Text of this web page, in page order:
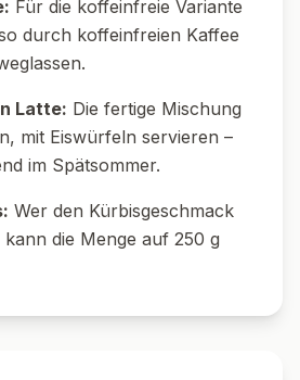
Für die koffeinfreie Variante
durch koffeinfreien Kaffee
Latte: Die fertige Mischung
mit Eiswürfeln servieren –
im Spätsommer.
Wer den Kürbisgeschmack
die Menge auf 250 g